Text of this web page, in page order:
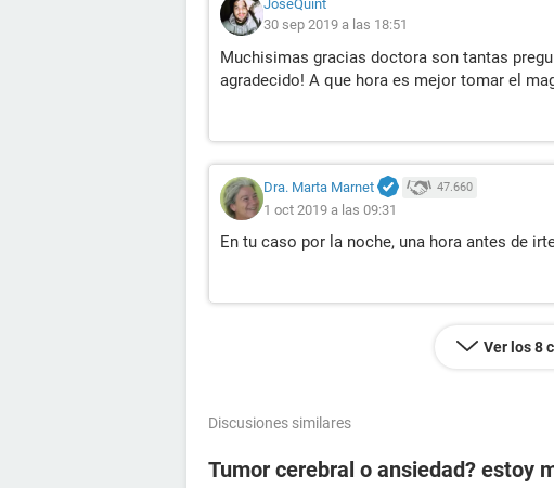
JoseQuint
30 sep 2019 a las 18:51
Muchisimas gracias doctora son tantas
agradecido! A que hora es mejor tomar el
Dra. Marta Marnet 47.660
1 oct 2019 a las 09:31
En tu caso por la noche, una hora antes de
Ver los 8
Discusiones similares
Tumor cerebral o ansiedad? estoy